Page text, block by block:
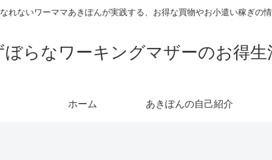
れないワーママあきぽんが実践する、お得な買物やお小遣い稼ぎの
ぼらなワーキングマザーのお得生
ホーム あきぽんの自己紹介